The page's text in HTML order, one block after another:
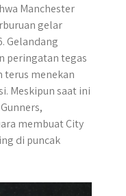
a
r
e
Manchester
gelar
Gelandang
peringatan tegas
terus menekan
Meskipun saat ini
membuat City
di puncak